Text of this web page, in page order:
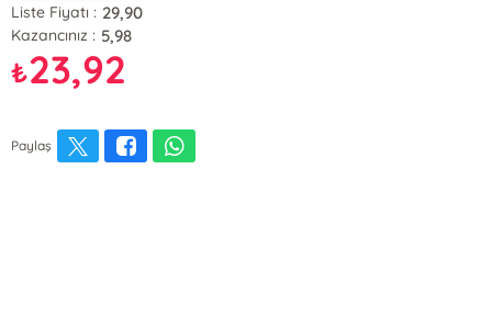
Liste Fiyatı : 29,90
Kazancınız : 5,98
₺23,92
Paylaş